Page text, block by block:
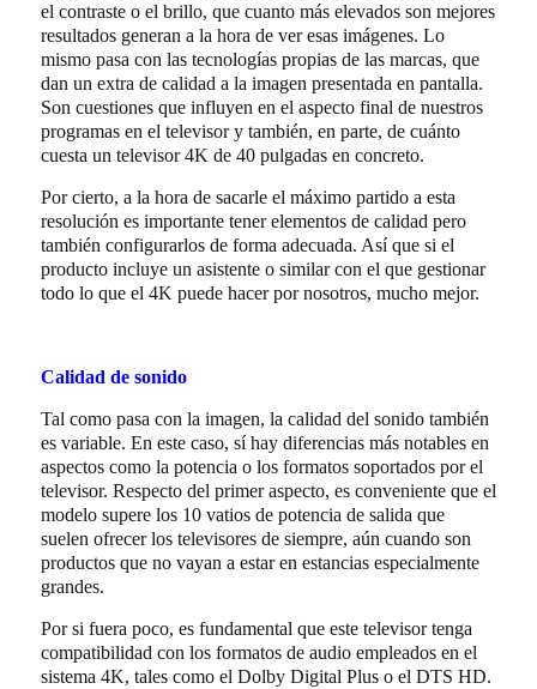
el contraste o el brillo, que cuanto más elevados son mejores
resultados generan a la hora de ver esas imágenes. Lo
mismo pasa con las tecnologías propias de las marcas, que
dan un extra de calidad a la imagen presentada en pantalla.
Son cuestiones que influyen en el aspecto final de nuestros
programas en el televisor y también, en parte, de cuánto
cuesta un televisor 4K de 40 pulgadas en concreto.
Por cierto, a la hora de sacarle el máximo partido a esta
resolución es importante tener elementos de calidad pero
también configurarlos de forma adecuada. Así que si el
producto incluye un asistente o similar con el que gestionar
todo lo que el 4K puede hacer por nosotros, mucho mejor.
Calidad de sonido
Tal como pasa con la imagen, la calidad del sonido también
es variable. En este caso, sí hay diferencias más notables en
aspectos como la potencia o los formatos soportados por el
televisor. Respecto del primer aspecto, es conveniente que el
modelo supere los 10 vatios de potencia de salida que
suelen ofrecer los televisores de siempre, aún cuando son
productos que no vayan a estar en estancias especialmente
grandes.
Por si fuera poco, es fundamental que este televisor tenga
compatibilidad con los formatos de audio empleados en el
sistema 4K, tales como el Dolby Digital Plus o el DTS HD.